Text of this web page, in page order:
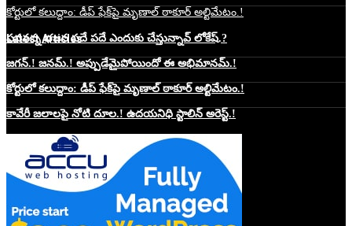
కోర్టులో కలుద్దాం: డీప్ ఫేక్‌పై మృణాల్ ఠాకూర్ అల్టిమేటం.!
Latest Articles
పవనన్న భజన పదే పదే ఎందుకు చేస్తున్నావ్ లోకేష్.?
జగన్.! జనమ్.! అప్పుడేమైపోయిందో ఈ అభిమానమ్.!
కోర్టులో కలుద్దాం: డీప్ ఫేక్‌పై మృణాల్ ఠాకూర్ అల్టిమేటం.!
కావేరీ జలాలపై నోటి దూల.! ఉదయనిధి స్టాలిన్ అరెస్ట్.!
Website Hosting Sponser